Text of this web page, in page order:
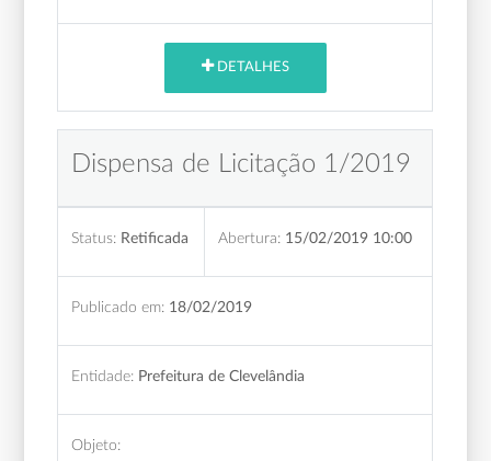
DETALHES
Dispensa de Licitação 1/2019
Status: Retificada Abertura: 15/02/2019 10:00
Publicado em: 18/02/2019
Entidade: Prefeitura de Clevelândia
Objeto: